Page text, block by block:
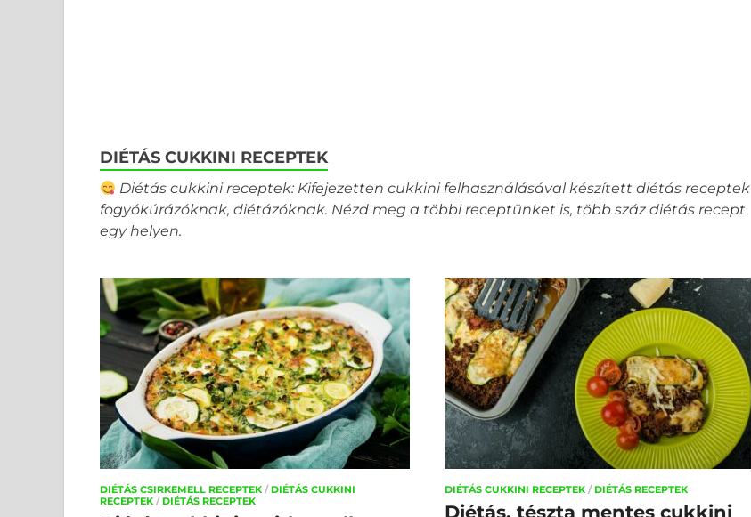
DIÉTÁS CUKKINI RECEPTEK
Diétás cukkini receptek: Kifejezetten cukkini felhasználásával készített diétás receptek
fogyókúrázóknak, diétázóknak. Nézd meg a többi receptünket is, több száz diétás recept
egy helyen.
DIÉTÁS CSIRKEMELL RECEPTEK / DIÉTÁS CUKKINI
RECEPTEK / DIÉTÁS RECEPTEK
DIÉTÁS CUKKINI RECEPTEK / DIÉTÁS RECEPTEK
Diétás, tészta mentes cukkini